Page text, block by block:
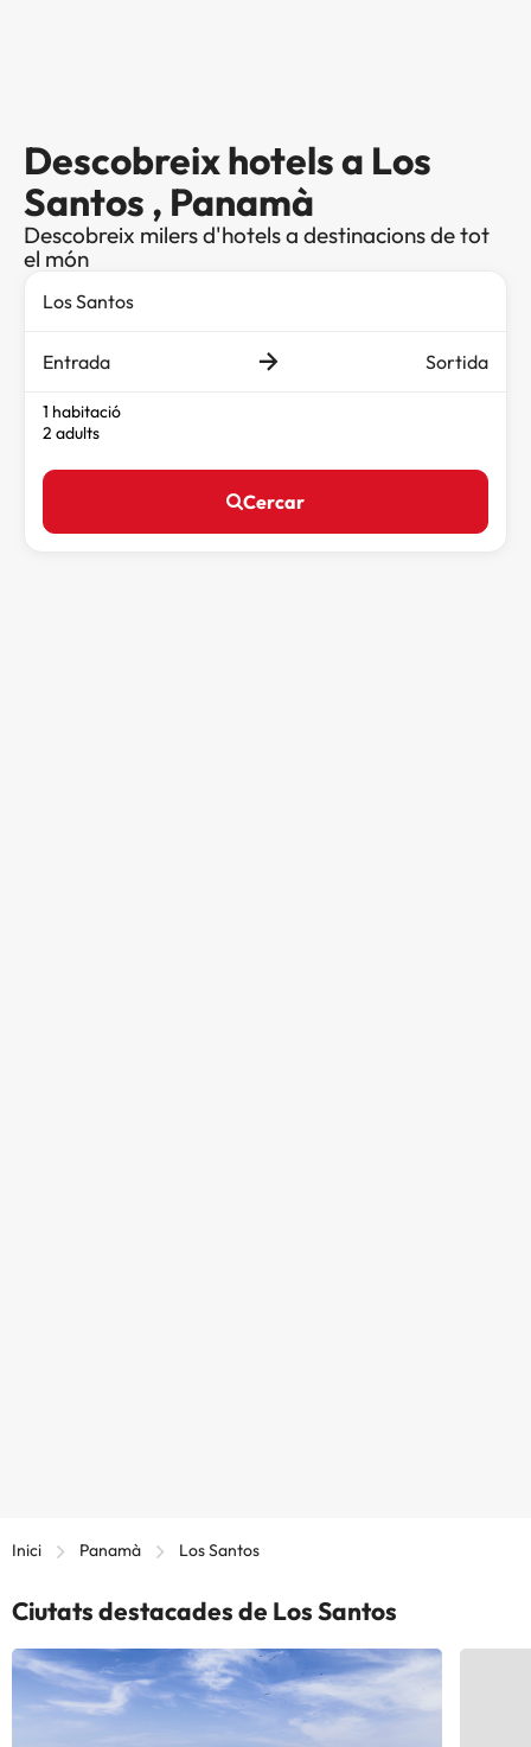
Descobreix hotels a Los
Santos , Panamà
Descobreix milers d'hotels a destinacions de tot
el món
Entrada Sortida
1 habitació
2 adults
Cercar
Inici Panamà Los Santos
Ciutats destacades de Los Santos